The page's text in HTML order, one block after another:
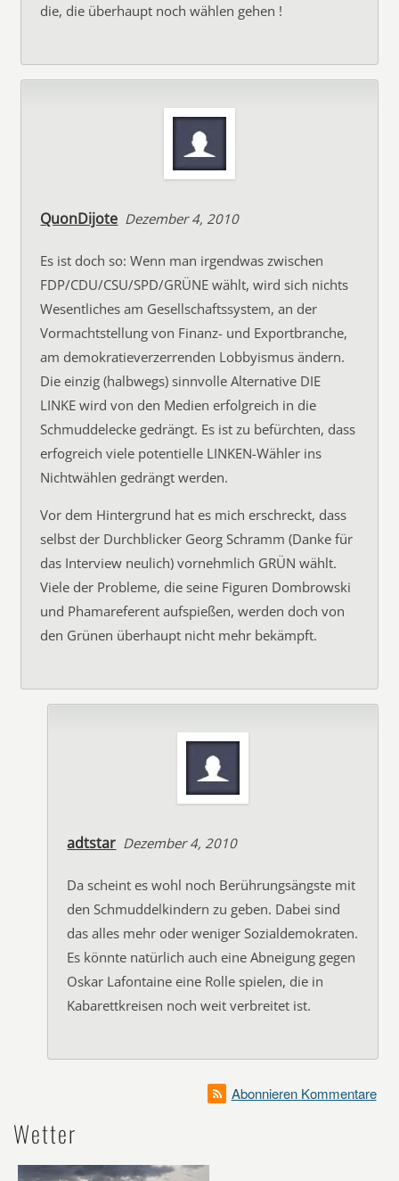
die, die überhaupt noch wählen gehen !
QuonDijote Dezember 4, 2010
Es ist doch so: Wenn man irgendwas zwischen
FDP/CDU/CSU/SPD/GRÜNE wählt, wird sich nichts
Wesentliches am Gesellschaftssystem, an der
Vormachtstellung von Finanz- und Exportbranche,
am demokratieverzerrenden Lobbyismus ändern.
Die einzig (halbwegs) sinnvolle Alternative DIE
LINKE wird von den Medien erfolgreich in die
Schmuddelecke gedrängt. Es ist zu befürchten, dass
erfogreich viele potentielle LINKEN-Wähler ins
Nichtwählen gedrängt werden.
Vor dem Hintergrund hat es mich erschreckt, dass
selbst der Durchblicker Georg Schramm (Danke für
das Interview neulich) vornehmlich GRÜN wählt.
Viele der Probleme, die seine Figuren Dombrowski
und Phamareferent aufspießen, werden doch von
den Grünen überhaupt nicht mehr bekämpft.
adtstar Dezember 4, 2010
Da scheint es wohl noch Berührungsängste mit
den Schmuddelkindern zu geben. Dabei sind
das alles mehr oder weniger Sozialdemokraten.
Es könnte natürlich auch eine Abneigung gegen
Oskar Lafontaine eine Rolle spielen, die in
Kabarettkreisen noch weit verbreitet ist.
Abonnieren Kommentare
Wetter